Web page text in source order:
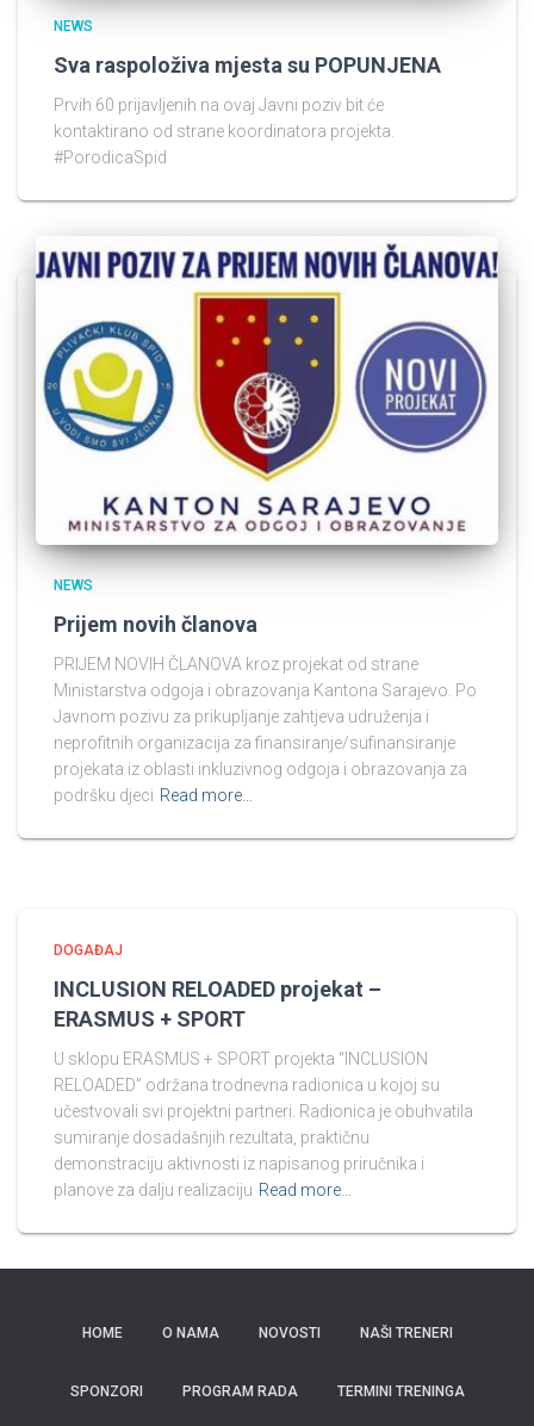
NEWS
Sva raspoloživa mjesta su POPUNJENA
Prvih 60 prijavljenih na ovaj Javni poziv bit će
kontaktirano od strane koordinatora projekta.
#PorodicaSpid
NEWS
Prijem novih članova
PRIJEM NOVIH ČLANOVA kroz projekat od strane
Ministarstva odgoja i obrazovanja Kantona Sarajevo. Po
Javnom pozivu za prikupljanje zahtjeva udruženja i
neprofitnih organizacija za finansiranje/sufinansiranje
projekata iz oblasti inkluzivnog odgoja i obrazovanja za
podršku djeci Read more…
DOGAĐAJ
INCLUSION RELOADED projekat –
ERASMUS + SPORT
U sklopu ERASMUS + SPORT projekta “INCLUSION
RELOADED” održana trodnevna radionica u kojoj su
učestvovali svi projektni partneri. Radionica je obuhvatila
sumiranje dosadašnjih rezultata, praktičnu
demonstraciju aktivnosti iz napisanog priručnika i
planove za dalju realizaciju Read more…
HOME O NAMA NOVOSTI NAŠI TRENERI
SPONZORI PROGRAM RADA TERMINI TRENINGA